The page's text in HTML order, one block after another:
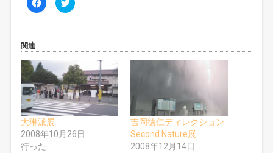
a
k
で
共
有
す
る
に
は
ク
リ
ッ
ク
し
て
リ
w
t
t
e
r
で
共
有
(
し
い
関連
大琳派展
2008年10月26日
行った
吉岡徳仁ディレクション
Second Nature展
2008年12月14日